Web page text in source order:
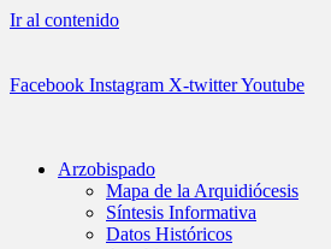
Ir al contenido
Facebook Instagram X-twitterYoutube
Arzobispado
Mapa de la Arquidiócesis
Síntesis Informativa
Datos Históricos